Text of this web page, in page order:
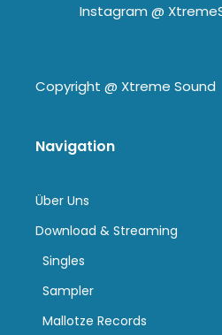
Instagram @
Copyright @ Xtreme Sound
Navigation
Über Uns
Download & Streaming
Singles
Sampler
Mallotze Records